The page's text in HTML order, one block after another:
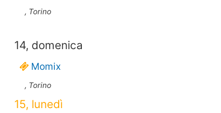
, Torino
14, domenica
Momix
, Torino
15, lunedì